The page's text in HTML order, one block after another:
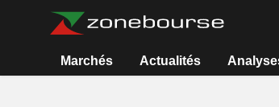
Marchés Actualités